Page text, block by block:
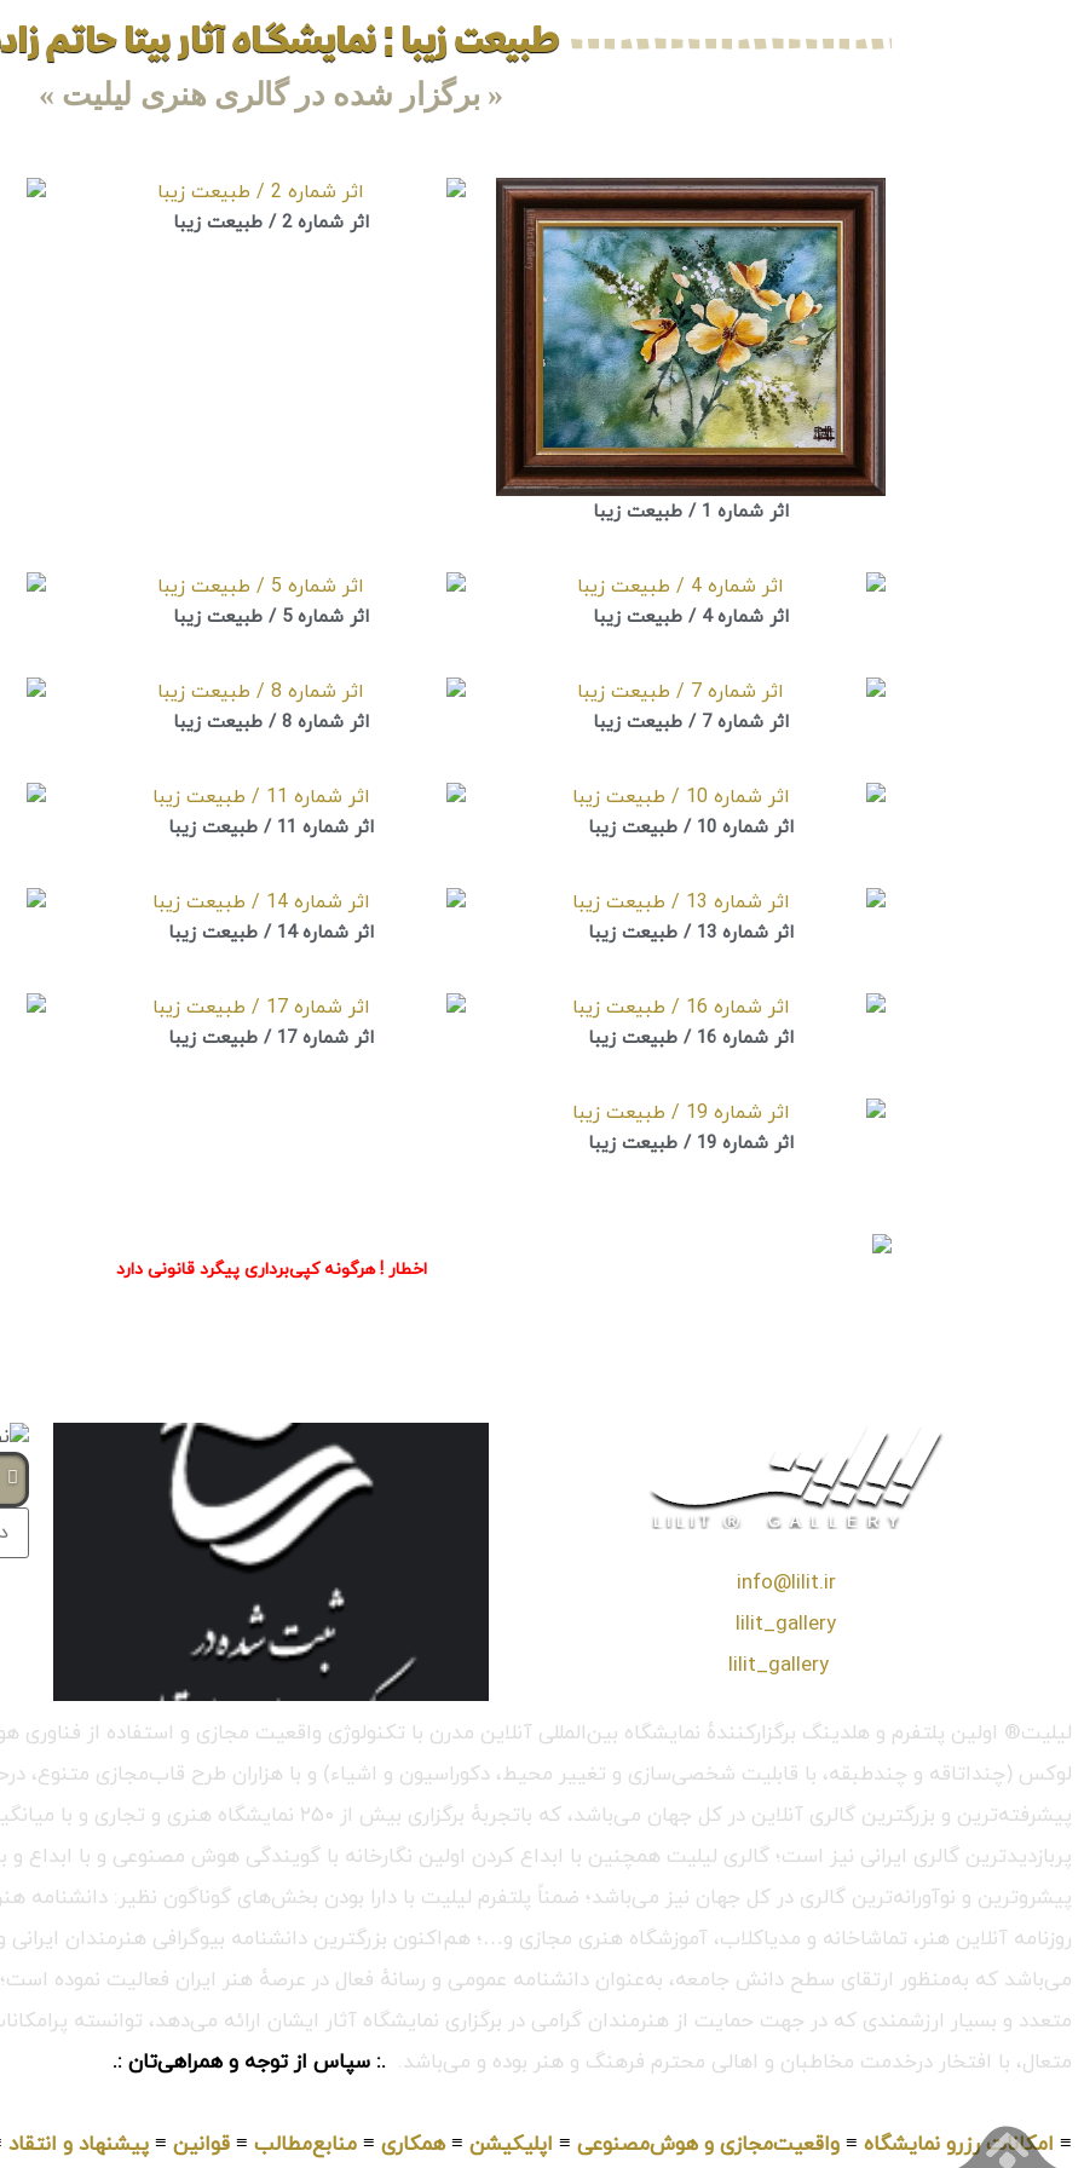
طبیعت زیبا ¦ نمایشگاه آثار بیتا حاتم
« برگزار شده در گالری هنری لیلیت »
اثر شماره 1 / طبیعت زیبا
اثر شماره 2 / طبیعت زیبا
اثر شماره 4 / طبیعت زیبا اثر شماره 5 / طبیعت زیبا
اثر شماره 7 / طبیعت زیبا اثر شماره 8 / طبیعت زیبا
اثر شماره 10 / طبیعت زیبا اثر شماره 11 / طبیعت زیبا
اثر شماره 13 / طبیعت زیبا اثر شماره 14 / طبیعت زیبا
اثر شماره 16 / طبیعت زیبا اثر شماره 17 / طبیعت زیبا
اثر شماره 19 / طبیعت زیبا
اخطار ! هرگونه کپی‌برداری پیگرد قانونی دارد
info@lilit.ir
lilit_gallery
lilit_gallery
لیلیت® اولین پلتفرم و هلدینگ برگزارکنندهٔ نمایشگاه بین‌المللی آنلاین مدرن با تکنولوژی واقعیت مجازی و استفاده از
لوکس (چنداتاقه و چندطبقه، با قابلیت شخصی‌سازی و تغییر محیط، دکوراسیون و اشیاء) و با هزاران طرح قاب‌مجازی متنوع،
پیشرفته‌ترین و بزرگترین گالری آنلاین در کل جهان می‌باشد، که
پربازدیدترین گالری ایرانی نیز است؛ گالری لیلیت همچنین با ابداع کردن اولین نگارخانه با گویندگی هوش مصنوعی و با ابداع و
پیشروترین و نوآورانه‌ترین گالری در کل جهان نیز می‌باشد؛ ضمناً پلتفرم لیلیت با دارا بودن بخش‌های گوناگون نظیر: دانشنامه
روزنامه آنلاین هنر، تماشاخانه و مدیاکلاب، آموزشگاه هنری مجازی و…؛ هم‌اکنون بزرگترین دانشنامه بیوگرافی هنرمندان
می‌باشد که به‌منظور ارتقای سطح دانش جامعه، به‌عنوان دانشنامه عمومی و رسانهٔ فعال در عرصهٔ هنر ایران فعالیت نموده است؛
متعدد و بسیار ارزشمندی که در جهت حمایت از هنرمندان گرامی در برگزاری نمایشگاه آثار ایشان ارائه می‌دهد، توانسته
متعال، با افتخار درخدمت مخاطبان و اهالی محترم فرهنگ و هنر بوده و می‌باشد. .: سپاس از توجه و همراهی‌تان :.
≡ امکانات رزرو نمایشگاه ≡ واقعیت‌مجازی و هوش‌مصنوعی ≡ اپلیکیشن ≡ همکاری ≡ منابع‌مطالب ≡ قوانین ≡پیشنهاد و انتقاد